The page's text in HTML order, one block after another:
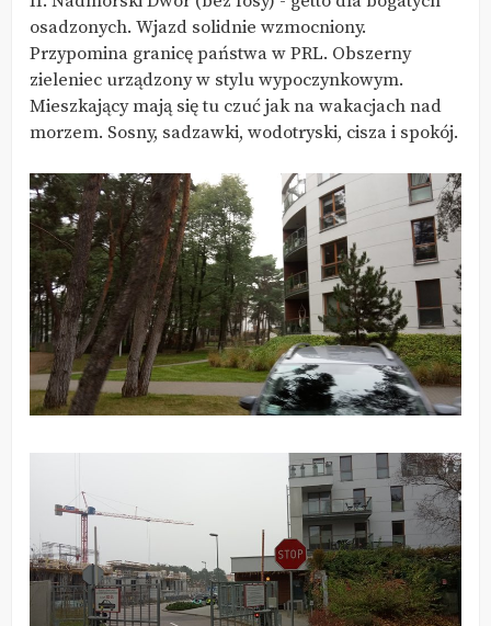
osadzonych. Wjazd solidnie wzmocniony.
Przypomina granicę państwa w PRL. Obszerny
zieleniec urządzony w stylu wypoczynkowym.
Mieszkający mają się tu czuć jak na wakacjach nad
morzem. Sosny, sadzawki, wodotryski, cisza i spokój.